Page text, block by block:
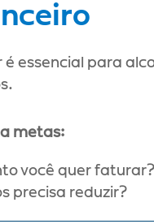
é essencial para
metas:
você quer
precisa reduzir?